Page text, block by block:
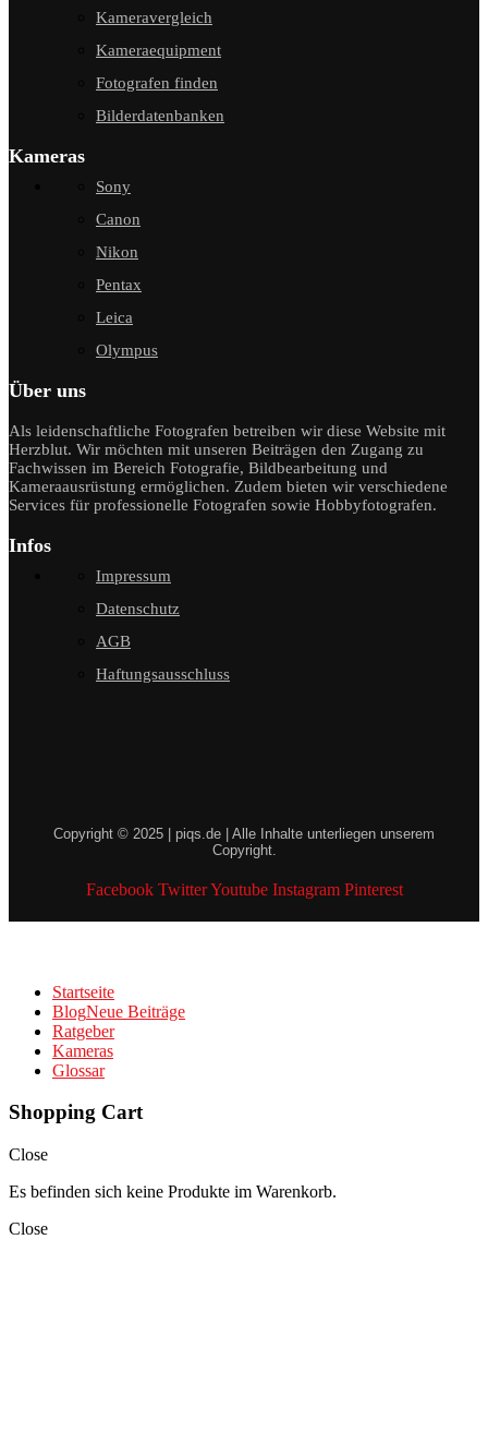
Kameravergleich
Kameraequipment
Fotografen finden
Bilderdatenbanken
Kameras
Sony
Canon
Nikon
Pentax
Leica
Olympus
Über uns
Als leidenschaftliche Fotografen betreiben wir diese Website mit
Herzblut. Wir möchten mit unseren Beiträgen den Zugang zu
Fachwissen im Bereich Fotografie, Bildbearbeitung und
Kameraausrüstung ermöglichen. Zudem bieten wir verschiedene
Services für professionelle Fotografen sowie Hobbyfotografen.
Infos
Impressum
Datenschutz
AGB
Haftungsausschluss
Copyright © 2025 | piqs.de | Alle Inhalte unterliegen unserem
Copyright.
Facebook Twitter Youtube Instagram Pinterest
Startseite
BlogNeue Beiträge
Ratgeber
Kameras
Glossar
Shopping Cart
Close
Es befinden sich keine Produkte im Warenkorb.
Close